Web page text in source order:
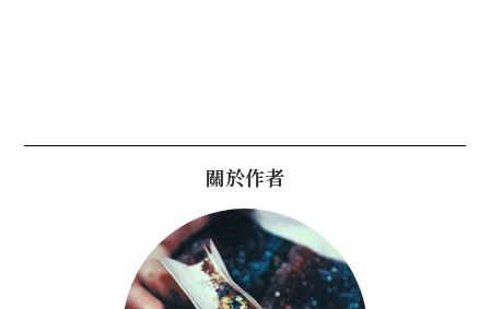
關於作者